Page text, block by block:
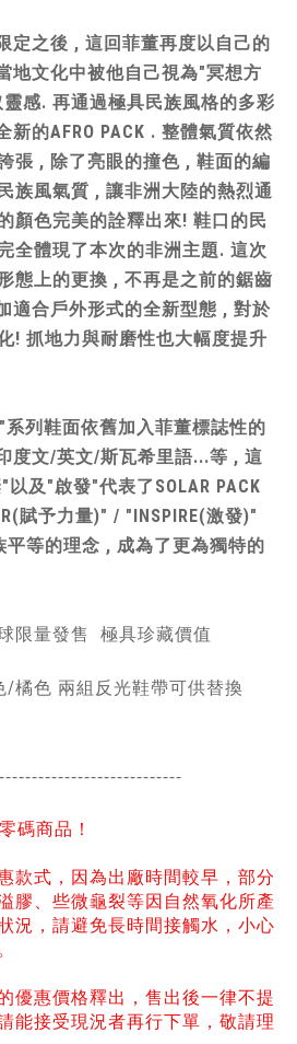
定之後 , 這回菲董再度以自己的
地文化中被他自己視為"冥想方
感. 再通過極具民族風格的多彩
新的AFRO PACK . 整體氣質依然
張 , 除了亮眼的撞色 , 鞋面的編
族風氣質 , 讓非洲大陸的熱烈通
顏色完美的詮釋出來! 鞋口的民
全體現了本次的非洲主題. 這次
態上的更換 , 不再是之前的鋸齒
適合戶外形式的全新型態 , 對於
! 抓地力與耐磨性也大幅度提升
系列鞋面依舊加入菲董標誌性的
度文/英文/斯瓦希里語...等 , 這
及"啟發"代表了SOLAR PACK
賦予力量)" / "INSPIRE(激發)"
平等的理念 , 成為了更為獨特的
限量發售 極具珍藏價值
橘色 兩組反光鞋帶可供替換
------
碼商品！
款式，因為出廠時間較早，部分
膠、些微龜裂等因自然氧化所產
況，請避免長時間接觸水，小心
優惠價格釋出，售出後一律不提
能接受現況者再行下單，敬請理